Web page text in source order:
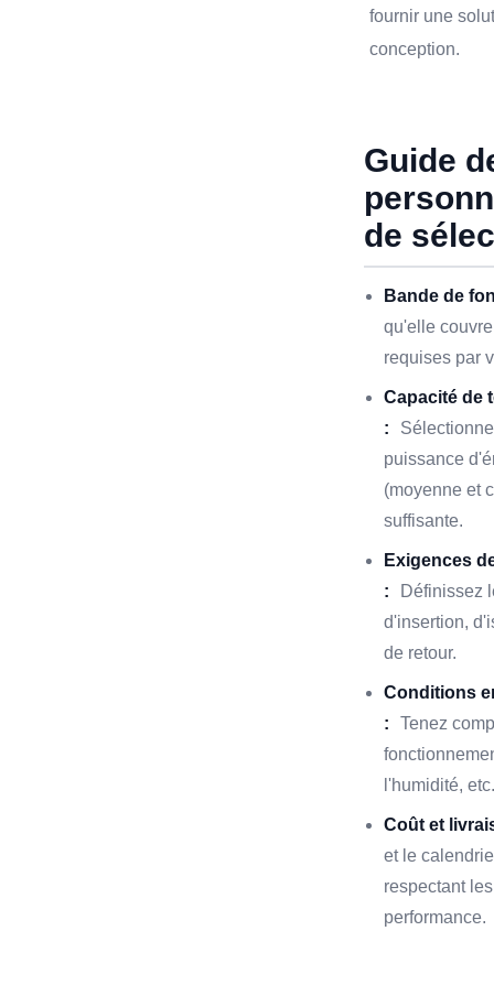
fournir une
conception.
Guide
de
Bande de
qu'elle
requises par
Capacité de
:
puissance
(moyenne et
suffisante.
Exigences
:
Définissez
d'insertion,
de retour.
Conditions
:
Tenez
l'humidité, etc.
Coût et
et le
respectant
performance.